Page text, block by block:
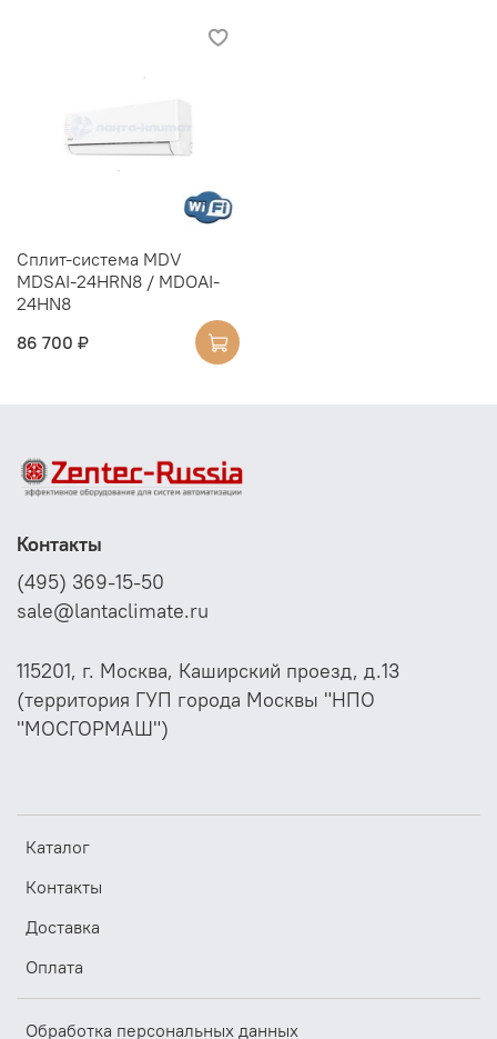
Cплит-система MDV
MDSAI-24HRN8 / MDOAI-
24HN8
86 700 ₽
Каталог
Контакты
Доставка
Оплата
Обработка персональных данных
Контакты
(495) 369-15-50
sale@lantaclimate.ru
115201, г. Москва, Каширский проезд, д.13
(территория ГУП города Москвы "НПО
"МОСГОРМАШ")